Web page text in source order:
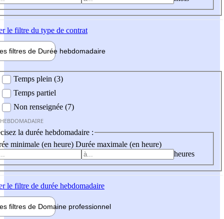
le filtre du type de contrat
filtres de Durée hebdomadaire
Temps plein (3)
Temps partiel
Non renseignée (7)
la durée hebdomadaire :
minimale (en heure) Durée maximale (en heure)
heures
le filtre de durée hebdomadaire
filtres de Domaine professionnel